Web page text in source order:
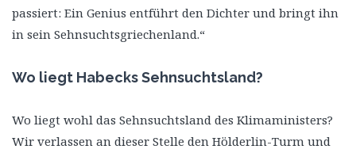
passiert: Ein Genius entführt den Dichter und bringt ihn
in sein Sehnsuchtsgriechenland.“
Wo liegt Habecks Sehnsuchtsland?
Wo liegt wohl das Sehnsuchtsland des Klimaministers?
Wir verlassen an dieser Stelle den Hölderlin-Turm und